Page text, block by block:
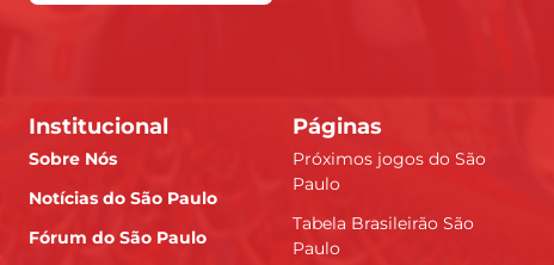
Institucional
Sobre Nós
Notícias do São Paulo
Fórum do São Paulo
Páginas
Próximos jogos do São
Paulo
Tabela Brasileirão São
Paulo